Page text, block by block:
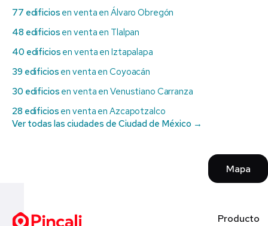
77 edificios en venta en Álvaro Obregón
48 edificios en venta en Tlalpan
40 edificios en venta en Iztapalapa
39 edificios en venta en Coyoacán
30 edificios en venta en Venustiano Carranza
28 edificios en venta en Azcapotzalco
Ver todas las ciudades de Ciudad de México →
Mapa
Producto